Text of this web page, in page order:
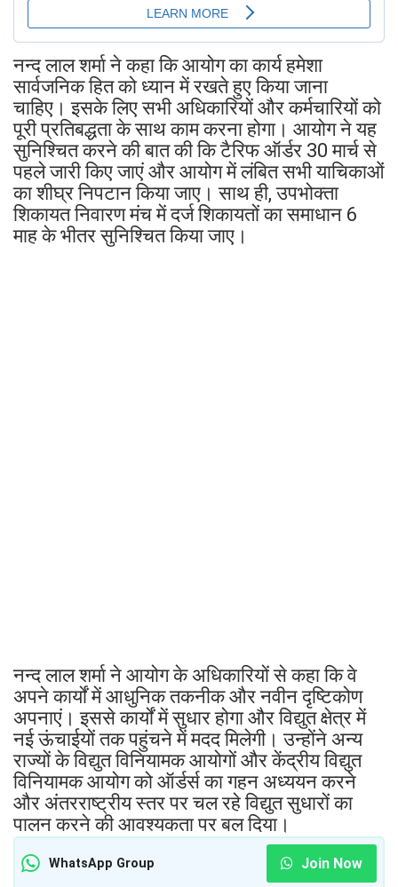
नन्द लाल शर्मा ने कहा कि आयोग का कार्य हमेशा
सार्वजनिक हित को ध्यान में रखते हुए किया जाना
चाहिए। इसके लिए सभी अधिकारियों और कर्मचारियों को
पूरी प्रतिबद्धता के साथ काम करना होगा। आयोग ने यह
सुनिश्चित करने की बात की कि टैरिफ ऑर्डर 30 मार्च से
पहले जारी किए जाएं और आयोग में लंबित सभी याचिकाओं
का शीघ्र निपटान किया जाए। साथ ही, उपभोक्ता
शिकायत निवारण मंच में दर्ज शिकायतों का समाधान 6
माह के भीतर सुनिश्चित किया जाए।
नन्द लाल शर्मा ने आयोग के अधिकारियों से कहा कि वे
अपने कार्यों में आधुनिक तकनीक और नवीन दृष्टिकोण
अपनाएं। इससे कार्यों में सुधार होगा और विद्युत क्षेत्र में
नई ऊंचाईयों तक पहुंचने में मदद मिलेगी। उन्होंने अन्य
राज्यों के विद्युत विनियामक आयोगों और केंद्रीय विद्युत
विनियामक आयोग को ऑर्डर्स का गहन अध्ययन करने
और अंतरराष्ट्रीय स्तर पर चल रहे विद्युत सुधारों का
पालन करने की आवश्यकता पर बल दिया।
WhatsApp Group Join Now